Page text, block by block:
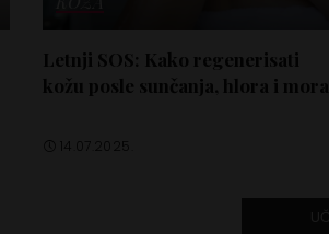
Letnji SOS: Kako regenerisati
kožu posle sunčanja, hlora i mora
14.07.2025.